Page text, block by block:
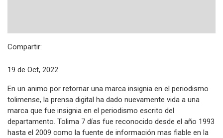
Compartir:
19 de Oct, 2022
En un animo por retornar una marca insignia en el periodismo
tolimense, la prensa digital ha dado nuevamente vida a una
marca que fue insignia en el periodismo escrito del
departamento. Tolima 7 días fue reconocido desde el año 1993
hasta el 2009 como la fuente de información mas fiable en la